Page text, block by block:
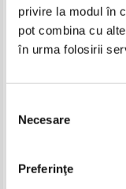
privire la modul în
pot combina cu
în urma folosirii
consimțământului
Necesare
Preferinţe
Rozalia Cosma -
Pret:34,00Lei 22,10
Adaugă în coș